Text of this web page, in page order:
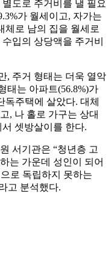
도로 주거비를 낼 필요
가 월세이고, 자가는
체로 남의 집을 월세로
입의 상당액을 주거비
, 주거 형태는 더욱 열악
태는 아파트(56.8%)가
독주택에 살았다. 대체
, 나 홀로 가구는 상대
셋방살이를 한다.
서기관은 “청년층 고
는 가운데 성인이 되어
로 독립하지 못하는
고 분석했다.